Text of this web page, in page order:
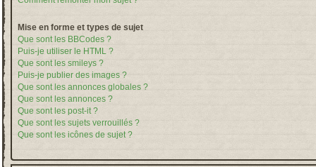
Mise en forme et types de sujet
Que sont les BBCodes ?
Puis-je utiliser le HTML ?
Que sont les smileys ?
Puis-je publier des images ?
Que sont les annonces globales ?
Que sont les annonces ?
Que sont les post-it ?
Que sont les sujets verrouillés ?
Que sont les icônes de sujet ?